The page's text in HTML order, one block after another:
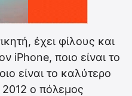
έχει φίλους και
iPhone, ποιο είναι το
είναι το καλύτερο
2012 ο πόλεμος